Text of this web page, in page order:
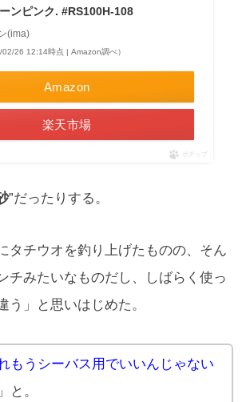
ンピンク. #RS100H-108
(ima)
02/26 12:14時点 | Amazon調べ）
Amazon
楽天市場
ポチップ
”だったりする。
タチウオを釣り上げたものの、そん
チみたいなものだし、しばらく使っ
う」と思いはじめた。
もうシーバス用でいいんじゃない
」と。